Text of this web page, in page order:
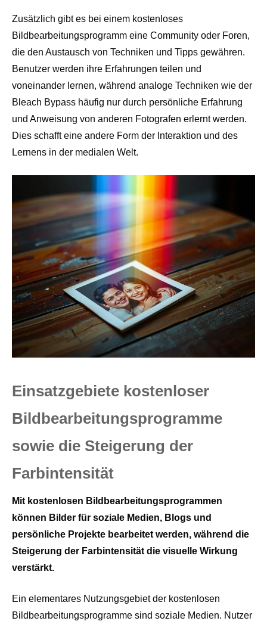
Zusätzlich gibt es bei einem kostenloses
Bildbearbeitungsprogramm eine Community oder Foren,
die den Austausch von Techniken und Tipps gewähren.
Benutzer werden ihre Erfahrungen teilen und
voneinander lernen, während analoge Techniken wie der
Bleach Bypass häufig nur durch persönliche Erfahrung
und Anweisung von anderen Fotografen erlernt werden.
Dies schafft eine andere Form der Interaktion und des
Lernens in der medialen Welt.
Einsatzgebiete kostenloser
Bildbearbeitungsprogramme
sowie die Steigerung der
Farbintensität
Mit kostenlosen Bildbearbeitungsprogrammen
können Bilder für soziale Medien, Blogs und
persönliche Projekte bearbeitet werden, während die
Steigerung der Farbintensität die visuelle Wirkung
verstärkt.
Ein elementares Nutzungsgebiet der kostenlosen
Bildbearbeitungsprogramme sind soziale Medien. Nutzer